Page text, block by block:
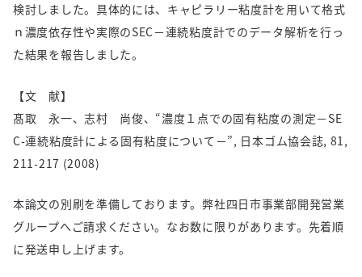
検討しました。具体的には、キャピラリー粘度計を用いて格式
ｎ濃度依存性や実際のSEC－連続粘度計でのデータ解析を行っ
た結果を報告しました。
【文 献】
髙取 永一、志村 尚俊、“濃度１点での固有粘度の測定－SE
C-連続粘度計による固有粘度について－”, 日本ゴム協会誌, 81,
211-217 (2008)
本論文の別刷を準備しております。弊社四日市事業部開発営業
グループへご請求ください。なお数に限りがあります。先着順
に発送申し上げます。